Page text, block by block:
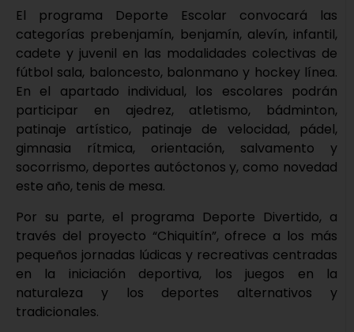
El programa Deporte Escolar convocará las
categorías prebenjamín, benjamín, alevín, infantil,
cadete y juvenil en las modalidades colectivas de
fútbol sala, baloncesto, balonmano y hockey línea.
En el apartado individual, los escolares podrán
participar en ajedrez, atletismo, bádminton,
patinaje artístico, patinaje de velocidad, pádel,
gimnasia rítmica, orientación, salvamento y
socorrismo, deportes autóctonos y, como novedad
este año, tenis de mesa.
Por su parte, el programa Deporte Divertido, a
través del proyecto “Chiquitín”, ofrece a los más
pequeños jornadas lúdicas y recreativas centradas
en la iniciación deportiva, los juegos en la
naturaleza y los deportes alternativos y
tradicionales.